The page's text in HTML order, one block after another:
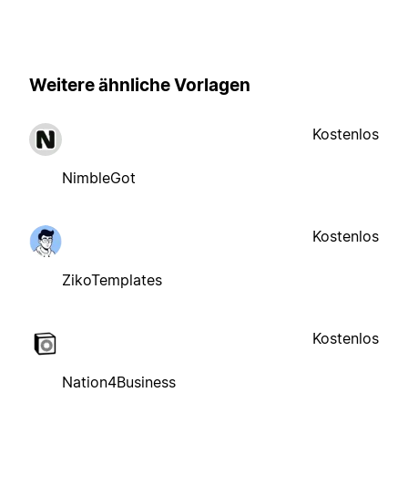
Weitere ähnliche Vorlagen
NimbleGot
Kostenlos
ZikoTemplates
Kostenlos
Nation4Business
Kostenlos